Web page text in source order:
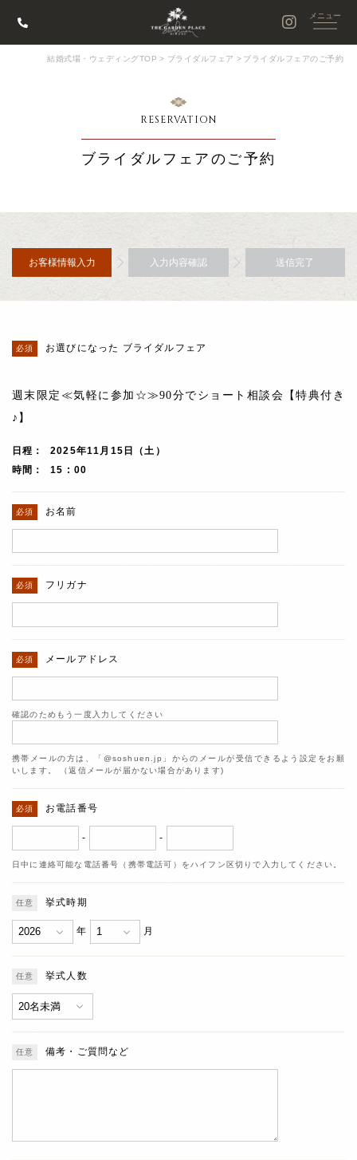
結婚式場・ウェディングTOP > ブライダルフェア > ブライダルフェアのご予約
RESERVATION
ブライダルフェアのご予約
お客様情報入力 入力内容確認 送信完了
お選びになった ブライダルフェア
週末限定≪気軽に参加☆≫90分でショート相談会【特典付き
♪】
日程
2025年11月15日（土）
時間
15 : 00
お名前
フリガナ
メールアドレス
確認のためもう一度入力してください
携帯メールの方は、「@soshuen.jp」からのメールが受信できるよう設定をお願
いします。 （返信メールが届かない場合があります)
お電話番号
- -
日中に連絡可能な電話番号（携帯電話可）をハイフン区切りで入力してください。
挙式時期
年 月
挙式人数
備考・ご質問など